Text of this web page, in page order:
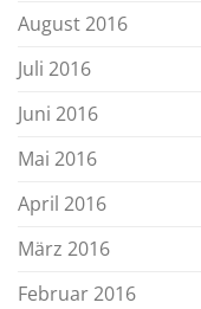
August 2016
Juli 2016
Juni 2016
Mai 2016
April 2016
März 2016
Februar 2016